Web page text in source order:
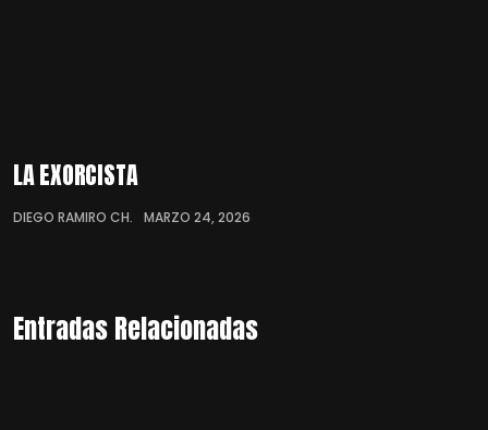
LA EXORCISTA
DIEGO RAMIRO CH. MARZO 24, 2026
Entradas Relacionadas